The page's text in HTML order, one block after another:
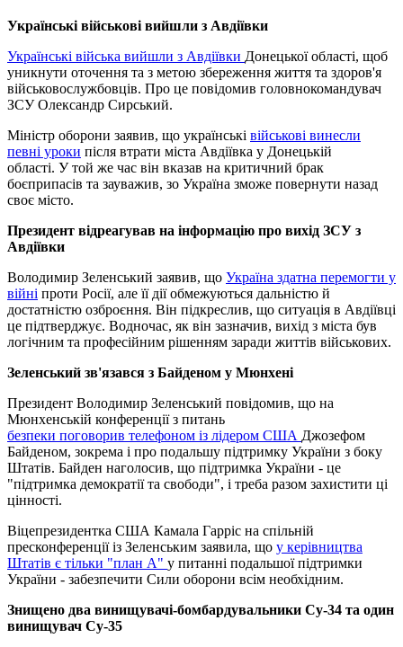
Українські військові вийшли з Авдіївки
Українські війська вийшли з Авдіївки Донецької області, щоб
уникнути оточення та з метою збереження життя та здоров'я
військовослужбовців. Про це повідомив головнокомандувач
ЗСУ Олександр Сирський.
Міністр оборони заявив, що українські військові винесли
певні уроки після втрати міста Авдіївка у Донецькій
області. У той же час він вказав на критичний брак
боєприпасів та зауважив, зо Україна зможе повернути назад
своє місто.
Президент відреагував на інформацію про вихід ЗСУ з
Авдіївки
Володимир Зеленський заявив, що Україна здатна перемогти у
війні проти Росії, але її дії обмежуються дальністю й
достатністю озброєння. Він підкреслив, що ситуація в Авдіївці
це підтверджує. Водночас, як він зазначив, вихід з міста був
логічним та професійним рішенням заради життів військових.
Зеленський зв'язався з Байденом у Мюнхені
Президент Володимир Зеленський повідомив, що на
Мюнхенській конференції з питань
безпеки поговорив телефоном із лідером США Джозефом
Байденом, зокрема і про подальшу підтримку України з боку
Штатів. Байден наголосив, що підтримка України - це
"підтримка демократії та свободи", і треба разом захистити ці
цінності.
Віцепрезидентка США Камала Гарріс на спільній
пресконференції із Зеленським заявила, що у керівництва
Штатів є тільки "план А" у питанні подальшої підтримки
України - забезпечити Сили оборони всім необхідним.
Знищено два винищувачі-бомбардувальники Су-34 та один
винищувач Су-35